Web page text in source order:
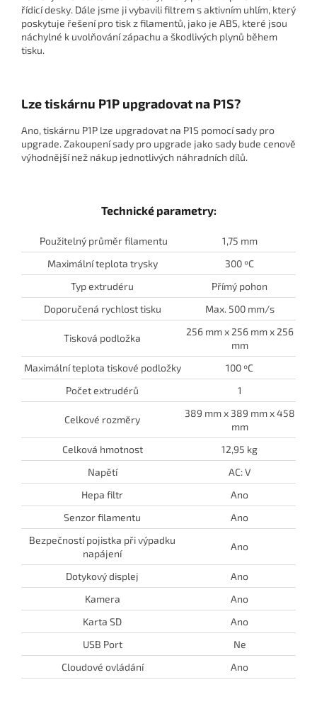
řídicí desky. Dále jsme ji vybavili filtrem s aktivním uhlím, který
poskytuje řešení pro tisk z filamentů, jako je ABS, které jsou
náchylné k uvolňování zápachu a škodlivých plynů během
tisku.
Lze tiskárnu P1P upgradovat na P1S?
Ano, tiskárnu P1P lze upgradovat na P1S pomocí sady pro
upgrade. Zakoupení sady pro upgrade jako sady bude cenově
výhodnější než nákup jednotlivých náhradních dílů.
Technické parametry:
Použitelný průměr filamentu
1,75 mm
Maximální teplota trysky
300 ºC
Typ extrudéru
Přímý pohon
Doporučená rychlost tisku
Max. 500 mm/s
Tisková podložka
256 mm x 256 mm x 256
mm
Maximální teplota tiskové podložky
100 ºC
Počet extrudérů
1
Celkové rozměry
389 mm x 389 mm x 458
mm
Celková hmotnost
12,95 kg
Napětí
AC: V
Hepa filtr
Ano
Senzor filamentu
Ano
Bezpečností pojistka při výpadku
napájení
Ano
Dotykový displej
Ano
Kamera
Ano
Karta SD
Ano
USB Port
Ne
Cloudové ovládání
Ano